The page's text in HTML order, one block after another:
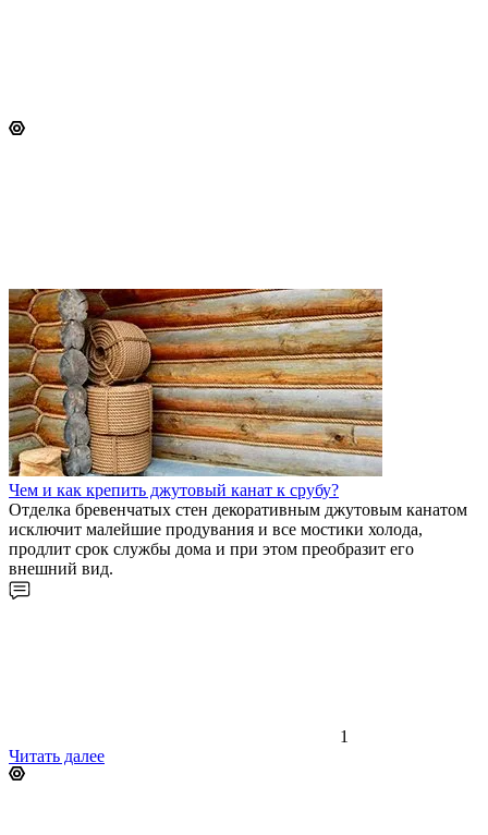
Чем и как крепить джутовый канат к срубу?
Отделка бревенчатых стен декоративным джутовым канатом
исключит малейшие продувания и все мостики холода,
продлит срок службы дома и при этом преобразит его
внешний вид.
1
Читать далее